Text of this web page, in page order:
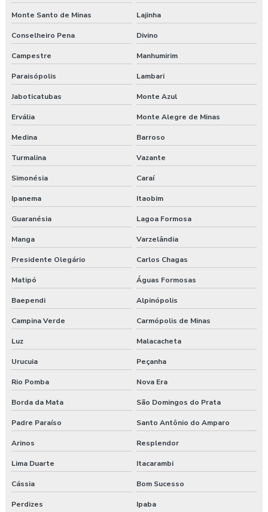
Treinamento online nr 12 Máquinas e Equipamentos
Treinamento online nr 33 Espaço Confinado
Treinamento saúde e segurança do trabalho
Treinamento segurança do trabalho
Treinamento de segurança do trabalho na construção civil
Valor para elaboração de pgr
Monte Santo de Minas Lajinha
Conselheiro Pena Divino
Campestre Manhumirim
Paraisópolis Lambari
Jaboticatubas Monte Azul
Ervália Monte Alegre de Minas
Medina Barroso
Turmalina Vazante
Simonésia Caraí
Ipanema Itaobim
Guaranésia Lagoa Formosa
Manga Varzelândia
Presidente Olegário Carlos Chagas
Matipó Águas Formosas
Baependi Alpinópolis
Campina Verde Carmópolis de Minas
Luz Malacacheta
Urucuia Peçanha
Rio Pomba Nova Era
Borda da Mata São Domingos do Prata
Padre Paraíso Santo Antônio do Amparo
Arinos Resplendor
Lima Duarte Itacarambi
Cássia Bom Sucesso
Perdizes Ipaba